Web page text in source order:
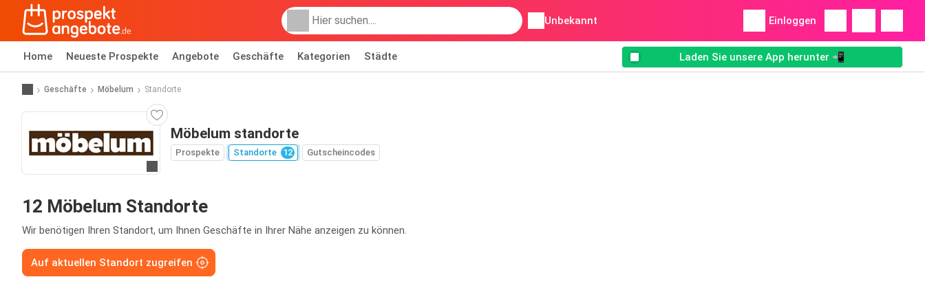
Unbekannt Einloggen
Home Neueste Prospekte Angebote Geschäfte Kategorien Städte Laden Sie unsere App herunter 📲
Geschäfte Möbelum Standorte
Möbelum standorte
Prospekte Standorte 12 Gutscheincodes
12 Möbelum Standorte
Wir benötigen Ihren Standort, um Ihnen Geschäfte in Ihrer Nähe anzeigen zu können.
Auf aktuellen Standort zugreifen